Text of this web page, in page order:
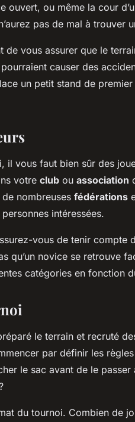
ouvert, ou même la cour
pas de mal à trouver
de vous assurer que le
pourraient causer des
un petit stand de
il vous faut bien sûr des
votre club ou association
nombreuses fédérations
intéressées.
vous de tenir compte
qu’un novice se retrouve
catégories en fonction
le terrain et recruté
par définir les
le sac avant de le passer
du tournoi. Combien de